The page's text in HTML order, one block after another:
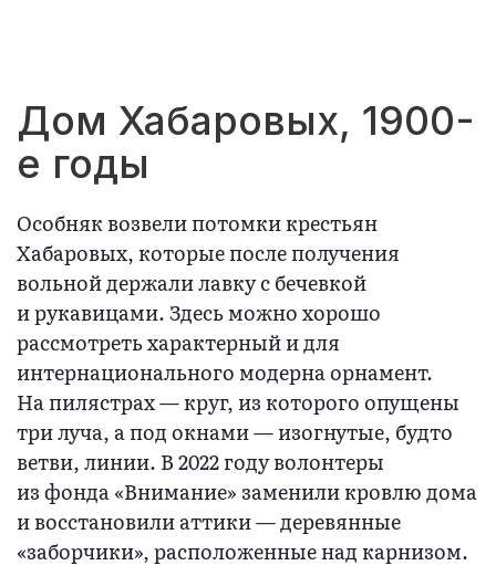
Дом Хабаровых, 1900-
е годы
Особняк возвели потомки крестьян
Хабаровых, которые после получения
вольной держали лавку с бечевкой
и рукавицами. Здесь можно хорошо
рассмотреть характерный и для
интернационального модерна орнамент.
На пилястрах — круг, из которого опущены
три луча, а под окнами — изогнутые, будто
ветви, линии. В 2022 году волонтеры
из фонда «Внимание» заменили кровлю дома
и восстановили аттики — деревянные
«заборчики», расположенные над карнизом.